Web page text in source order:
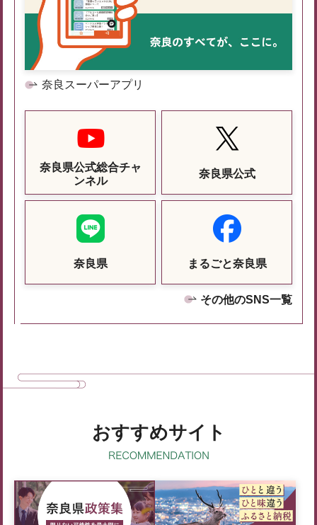
奈良スーパーアプリ
奈良県公式総合チャ
ンネル
奈良県公式
奈良県 まるごと奈良県
その他のSNS一覧
おすすめサイト